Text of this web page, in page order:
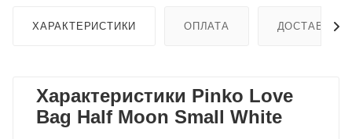
ХАРАКТЕРИСТИКИ ОПЛАТА ДОСТАВКА
Характеристики Pinko Love
Bag Half Moon Small White